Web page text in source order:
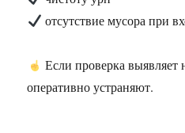
отсутствие мусора при
Если проверка выявляет
оперативно устраняют.